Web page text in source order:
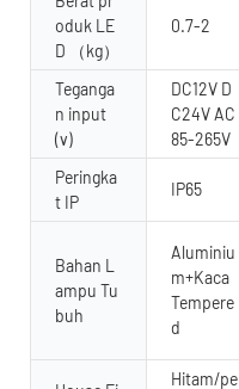
oduk LE
D （kg）
0.7-2
Teganga
n input
(v)
DC12V D
C24V AC
85-265V
Peringka
t IP
IP65
Bahan L
ampu Tu
buh
Aluminiu
m+Kaca
Tempere
d
Hitam/pe